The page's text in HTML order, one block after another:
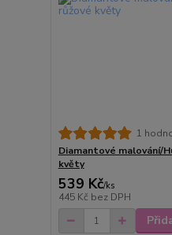
1
Diamantové malování/
květy
539 Kč/ks
445 Kč bez DPH